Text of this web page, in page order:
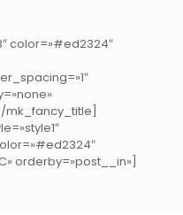
color=»#ed2324″
mk_fancy_title]
orderby=»post__in»]